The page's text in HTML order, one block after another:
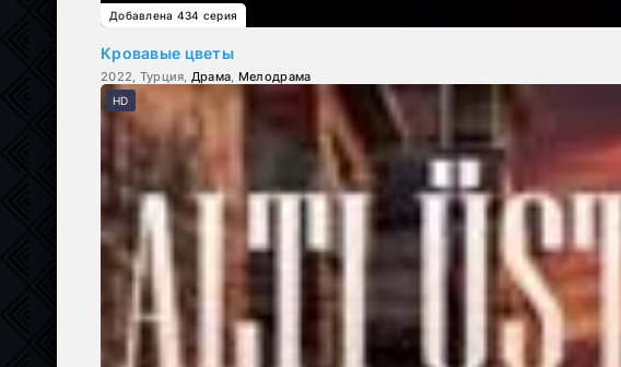
Кровавые цветы
2022, Турция, Драма, Мелодрама
Добавлена 434 серия
HD